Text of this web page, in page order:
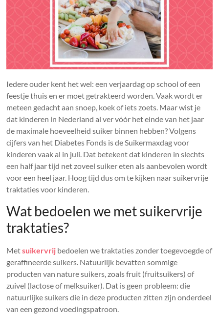
Iedere ouder kent het wel: een verjaardag op school of een
feestje thuis en er moet getrakteerd worden. Vaak wordt er
meteen gedacht aan snoep, koek of iets zoets. Maar wist je
dat kinderen in Nederland al ver vóór het einde van het jaar
de maximale hoeveelheid suiker binnen hebben? Volgens
cijfers van het Diabetes Fonds is de Suikermaxdag voor
kinderen vaak al in juli. Dat betekent dat kinderen in slechts
een half jaar tijd net zoveel suiker eten als aanbevolen wordt
voor een heel jaar. Hoog tijd dus om te kijken naar suikervrije
traktaties voor kinderen.
Wat bedoelen we met suikervrije
traktaties?
Metsuikervrij bedoelen we traktaties zonder toegevoegde of
geraffineerde suikers. Natuurlijk bevatten sommige
producten van nature suikers, zoals fruit (fruitsuikers) of
zuivel (lactose of melksuiker). Dat is geen probleem: die
natuurlijke suikers die in deze producten zitten zijn onderdeel
van een gezond voedingspatroon.